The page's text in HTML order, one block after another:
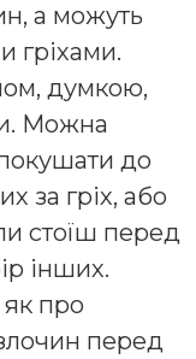
а можуть
гріхами.
думкою,
Можна
до
за гріх, або
стоїш перед
інших.
про
перед